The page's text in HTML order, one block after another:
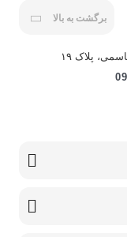
برگشت به بالا
پلاک ۱۹